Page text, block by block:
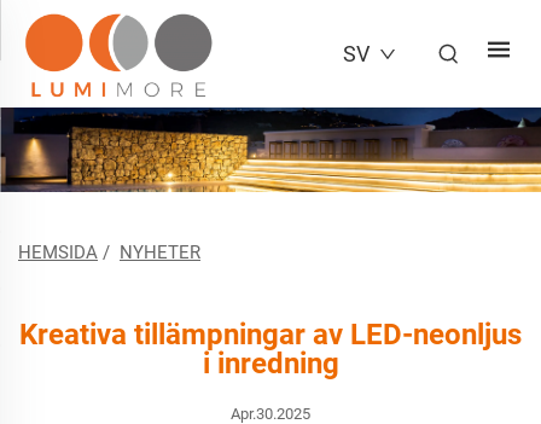
SV
HEMSIDA / NYHETER
Kreativa tillämpningar av LED-neonljus
i inredning
Apr.30.2025